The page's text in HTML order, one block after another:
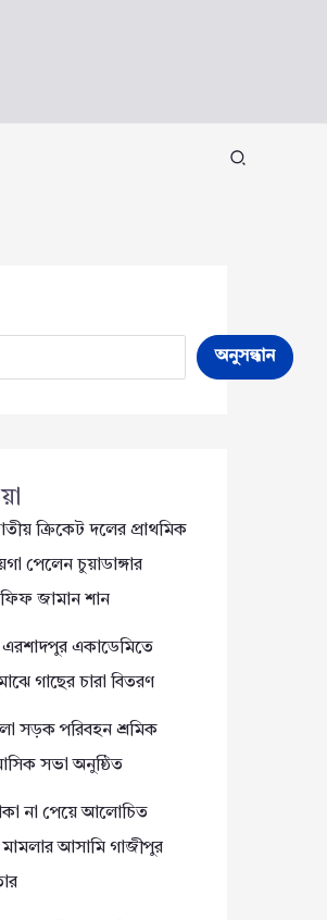
অনুসন্ধান
ক্রিকেট দলের প্রাথমিক
পেলেন চুয়াডাঙ্গার
জামান শান
একাডেমিতে
মাঝে গাছের চারা বিতরণ
সড়ক পরিবহন শ্রমিক
সভা অনুষ্ঠিত
না পেয়ে আলোচিত
আসামি গাজীপুর